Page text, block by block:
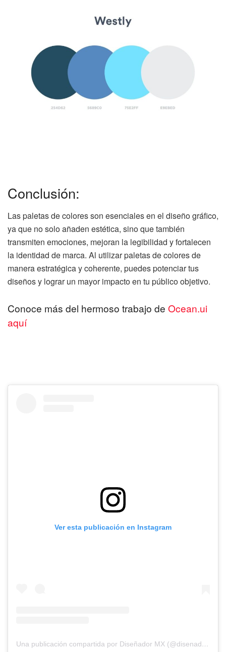
Conclusión:
Las paletas de colores son esenciales en el diseño gráfico,
ya que no solo añaden estética, sino que también
transmiten emociones, mejoran la legibilidad y fortalecen
la identidad de marca. Al utilizar paletas de colores de
manera estratégica y coherente, puedes potenciar tus
diseños y lograr un mayor impacto en tu público objetivo.
Conoce más del hermoso trabajo de Ocean.ui
aquí
Ver esta publicación en Instagram
Una publicación compartida por Diseñador MX (@disenador.mx)